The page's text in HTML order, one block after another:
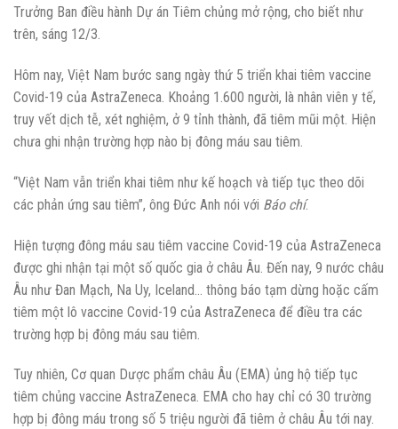
Trưởng Ban điều hành Dự án Tiêm chủng mở rộng, cho biết như
trên, sáng 12/3.
Hôm nay, Việt Nam bước sang ngày thứ 5 triển khai tiêm vaccine
Covid-19 của AstraZeneca. Khoảng 1.600 người, là nhân viên y tế,
truy vết dịch tễ, xét nghiệm, ở 9 tỉnh thành, đã tiêm mũi một. Hiện
chưa ghi nhận trường hợp nào bị đông máu sau tiêm.
“Việt Nam vẫn triển khai tiêm như kế hoạch và tiếp tục theo dõi
các phản ứng sau tiêm”, ông Đức Anh nói với Báo chí.
Hiện tượng đông máu sau tiêm vaccine Covid-19 của AstraZeneca
được ghi nhận tại một số quốc gia ở châu Âu. Đến nay, 9 nước châu
Âu như Đan Mạch, Na Uy, Iceland… thông báo tạm dừng hoặc cấm
tiêm một lô vaccine Covid-19 của AstraZeneca để điều tra các
trường hợp bị đông máu sau tiêm.
Tuy nhiên, Cơ quan Dược phẩm châu Âu (EMA) ủng hộ tiếp tục
tiêm chủng vaccine AstraZeneca. EMA cho hay chỉ có 30 trường
hợp bị đông máu trong số 5 triệu người đã tiêm ở châu Âu tới nay.